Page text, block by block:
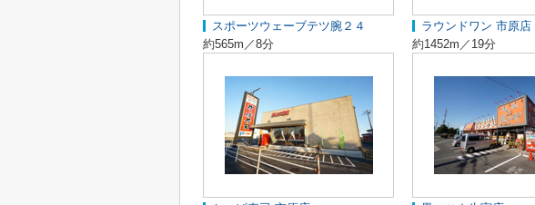
スポーツウェーブテツ腕２４
約565m／8分
ラウンドワン 市原店
約1452m／19分